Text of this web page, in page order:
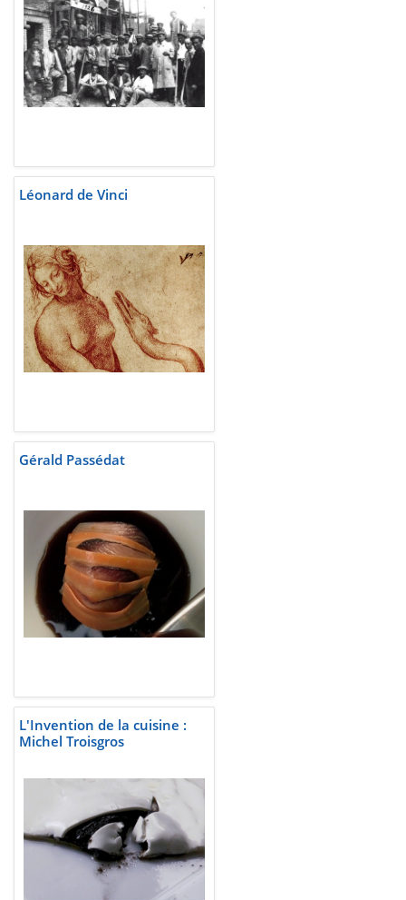
Léonard de Vinci
Gérald Passédat
L'Invention de la cuisine :
Michel Troisgros